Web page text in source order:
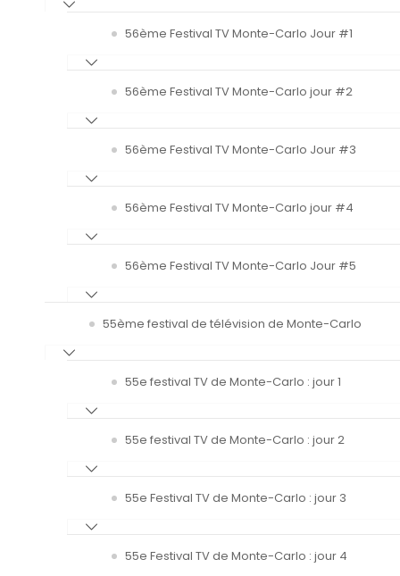
56ème Festival TV Monte-Carlo Jour #1
56ème Festival TV Monte-Carlo jour #2
56ème Festival TV Monte-Carlo Jour #3
56ème Festival TV Monte-Carlo jour #4
56ème Festival TV Monte-Carlo Jour #5
55ème festival de télévision de Monte-Carlo
55e festival TV de Monte-Carlo : jour 1
55e festival TV de Monte-Carlo : jour 2
55e Festival TV de Monte-Carlo : jour 3
55e Festival TV de Monte-Carlo : jour 4